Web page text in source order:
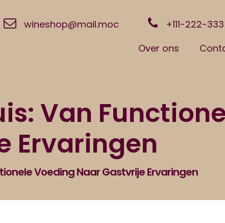
wineshop@mail.moc
+111-222-333
Over ons
Van
Ervaringen
Voeding Naar Gastvrije Ervaringen